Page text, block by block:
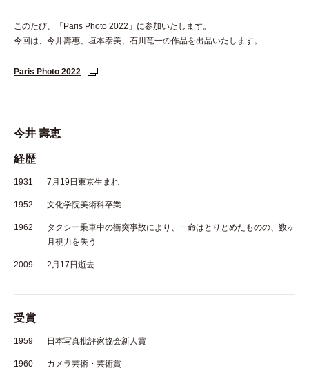
このたび、「Paris Photo 2022」に参加いたします。
今回は、今井壽惠、垣本泰美、石川竜一の作品を出品いたします。
Paris Photo 2022
今井 壽恵
経歴
1931 7月19日東京生まれ
1952 文化学院美術科卒業
1962
タクシー乗車中の衝突事故により、一命はとりとめたものの、数ヶ
月視力を失う
2009 2月17日逝去
受賞
1959 日本写真批評家協会新人賞
1960 カメラ芸術・芸術賞